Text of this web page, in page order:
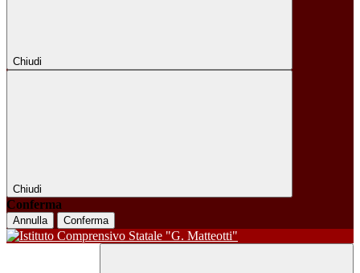
Chiudi
Chiudi
Conferma
Annulla Conferma